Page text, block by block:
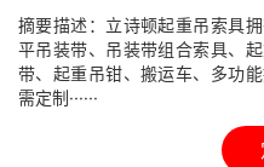
摘要描述：立诗顿起重吊索具
平吊装带、吊装带组合索具、
带、起重吊钳、搬运车、多功
需定制······